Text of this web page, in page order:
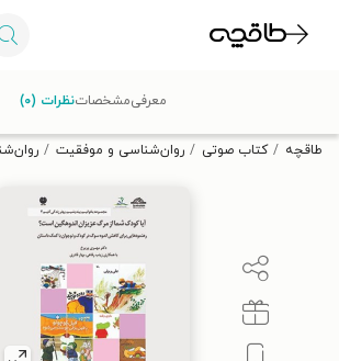
تخفیف از طاقچه دریافت کن.
طاقچه کتاب صوتی روان‌شناسی و موفقیت
معرفیمشخصاتنظرات (۰)